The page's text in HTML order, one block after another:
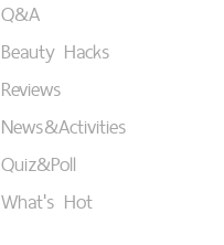
Q&A
Beauty Hacks
Reviews
News&Activities
Quiz&Poll
What's Hot